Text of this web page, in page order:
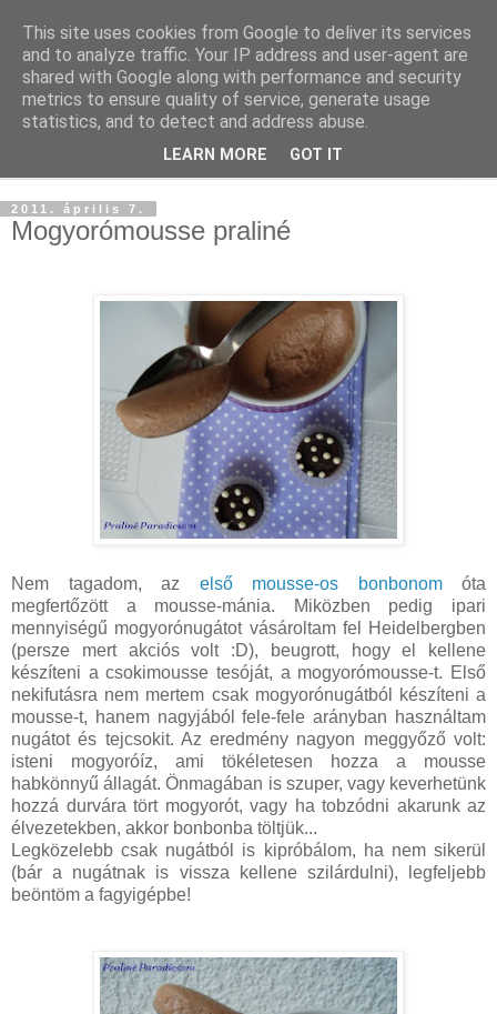
2011. április 7.
Mogyorómousse praliné
Nem tagadom, az első mousse-os bonbonomóta
megfertőzött a mousse-mánia. Miközben pedig ipari
mennyiségű mogyorónugátot vásároltam fel Heidelbergben
(persze mert akciós volt :D), beugrott, hogy el kellene
készíteni a csokimousse tesóját, a mogyorómousse-t. Első
nekifutásra nem mertem csak mogyorónugátból készíteni a
mousse-t, hanem nagyjából fele-fele arányban használtam
nugátot és tejcsokit. Az eredmény nagyon meggyőző volt:
isteni mogyoróíz, ami tökéletesen hozza a mousse
habkönnyű állagát. Önmagában is szuper, vagy keverhetünk
hozzá durvára tört mogyorót, vagy ha tobzódni akarunk az
élvezetekben, akkor bonbonba töltjük...
Legközelebb csak nugátból is kipróbálom, ha nem sikerül
(bár a nugátnak is vissza kellene szilárdulni), legfeljebb
beöntöm a fagyigépbe!
This site uses cookies from Google to deliver its services
and to analyze traffic. Your IP address and user-agent are
shared with Google along with performance and security
metrics to ensure quality of service, generate usage
statistics, and to detect and address abuse.
LEARN MORE GOT IT